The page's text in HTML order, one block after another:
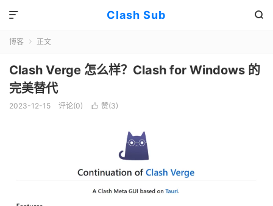
Clash Sub 

博客  正文
Clash Verge 怎么样？Clash for Windows 的
完美替代
2023-12-15 评论(0)  赞(3)